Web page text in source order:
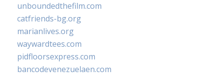
unboundedthefilm.com
catfriends-bg.org
marianlives.org
waywardtees.com
pidfloorsexpress.com
bancodevenezuelaen.com